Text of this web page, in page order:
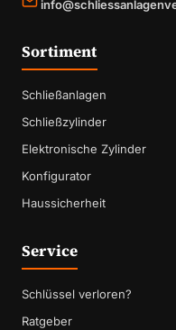
Sortiment
Schließanlagen
Schließzylinder
Elektronische Zylinder
Konfigurator
Haussicherheit
Service
Schlüssel verloren?
Ratgeber